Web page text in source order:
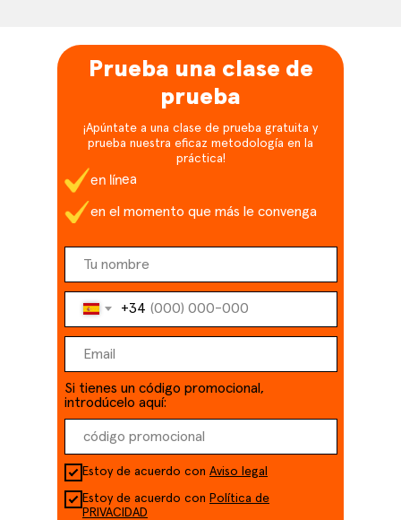
Prueba una clase de
prueba
¡Apúntate a una clase de prueba gratuita y
prueba nuestra eficaz metodología en la
práctica!
en línea
en el momento que más le convenga
+34
Si tienes un código promocional,
introdúcelo aquí:
Estoy de acuerdo con Aviso legal
Estoy de acuerdo con Política de
PRIVACIDAD